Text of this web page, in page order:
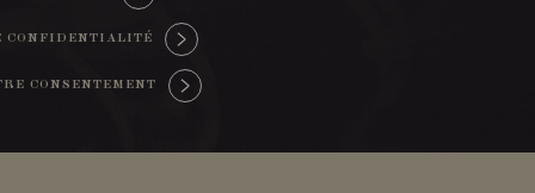
CONFIDENTIALITÉ
CONSENTEMENT